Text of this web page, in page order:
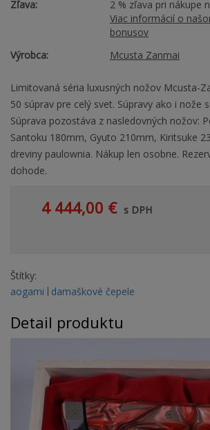
Zľava:
2 % zľava pri nákupe
Viac informácií o
bonusov
Výrobca:
Mcusta Zanmai
Limitovaná séria luxusných nožov Mcusta-
50 súprav pre celý svet. Súpravy ako i nože
Súprava pozostáva z nasledovných nožov:
Santoku 180mm, Gyuto 210mm, Kiritsuke
dreviny paulownia. Nákup len osobne.
dohode.
4 444,00 € s DPH
Štítky:
aogami
damaškové čepele
Detail produktu